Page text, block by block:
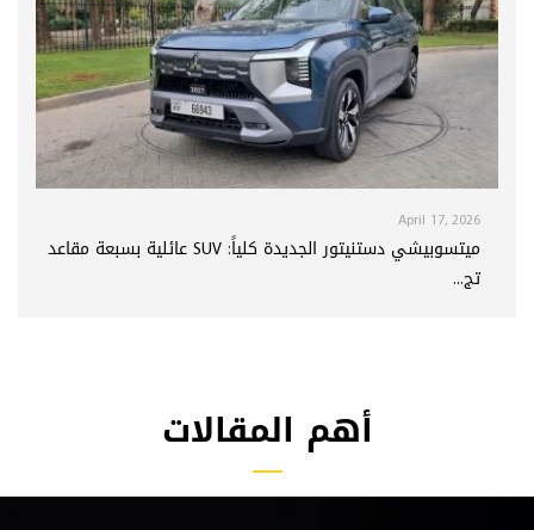
April 17, 2026
ميتسوبيشي دستنيتور الجديدة كلياً: SUV عائلية بسبعة مقاعد
تج...
أهم المقالات